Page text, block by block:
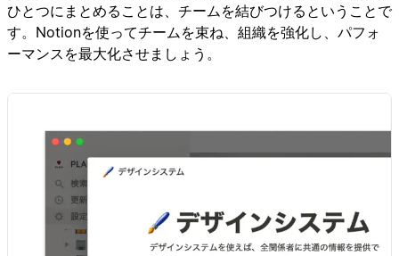
ひとつにまとめることは、チームを結びつけるということで
す。Notionを使ってチームを束ね、組織を強化し、パフォ
ーマンスを最大化させましょう。